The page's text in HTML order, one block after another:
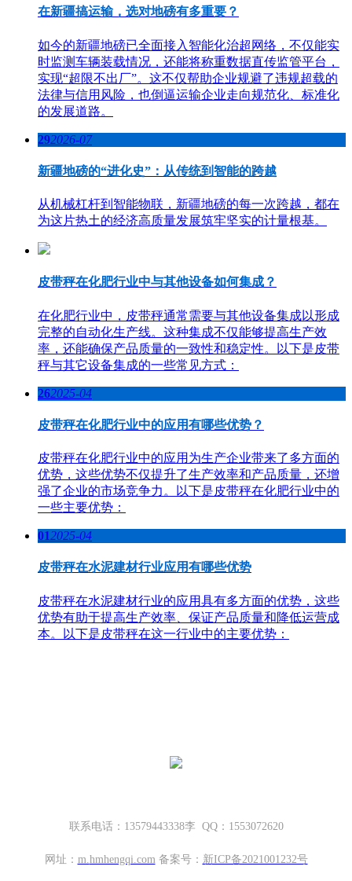
在新疆搞运输，选对地磅有多重要？
如今的新疆地磅已全面接入智能化治超网络，不仅能实
时监测车辆装载情况，还能将称重数据直传监管平台，
实现“超限不出厂”。这不仅帮助企业规避了违规超载的
法律与信用风险，也倒逼运输企业走向规范化、标准化
的发展道路。
292026-07
新疆地磅的“进化史”：从传统到智能的跨越
从机械杠杆到智能物联，新疆地磅的每一次跨越，都在
为这片热土的经济高质量发展筑牢坚实的计量根基。
皮带秤在化肥行业中与其他设备如何集成？
在化肥行业中，皮带秤通常需要与其他设备集成以形成
完整的自动化生产线。这种集成不仅能够提高生产效
率，还能确保产品质量的一致性和稳定性。以下是皮带
秤与其它设备集成的一些常见方式：
262025-04
皮带秤在化肥行业中的应用有哪些优势？
皮带秤在化肥行业中的应用为生产企业带来了多方面的
优势，这些优势不仅提升了生产效率和产品质量，还增
强了企业的市场竞争力。以下是皮带秤在化肥行业中的
一些主要优势：
012025-04
皮带秤在水泥建材行业应用有哪些优势
皮带秤在水泥建材行业的应用具有多方面的优势，这些
优势有助于提高生产效率、保证产品质量和降低运营成
本。以下是皮带秤在这一行业中的主要优势：
联系电话：13579443338李 QQ：1553072620
网址： m. hmhengqi.com 备案号： 新ICP备2021001232号